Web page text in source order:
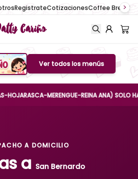
RegistrateCotizacionesCoffee Break
Cariño
de menu
Ver todos los menús
MERENGUE-REINA ANA) SOLO HASTA
A DOMICILIO
a San Bernardo